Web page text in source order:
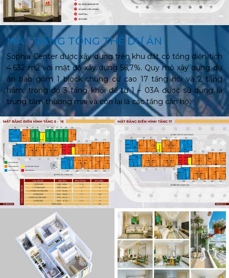
MẶT BẰNG TỔNG THỂ DỰ ÁN
Sophia Center được xây dựng trên khu đất có tổng diện tích
4.632 m2 với mật độ xây dựng 56,7%. Quy mô xây dựng dự
án bao gồm 1 block chung cư cao 17 tầng nổi và 2 tầng
hầm, trong đó 3 tầng khối đế từ 1 – 03A được sử dụng là
trung tâm thương mại và còn lại là các tầng căn hộ.